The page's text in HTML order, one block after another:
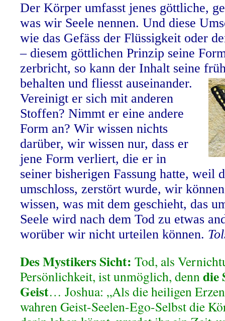
Der Körper umfasst jenes göttliche,
was wir Seele nennen. Und diese
wie das Gefäss der Flüssigkeit oder
– diesem göttlichen Prinzip seine
zerbricht, so kann der Inhalt seine
behalten und fliesst auseinander.
Vereinigt er sich mit anderen
Stoffen? Nimmt er eine andere
Form an? Wir wissen nichts
darüber, wir wissen nur, dass er
jene Form verliert, die er in
seiner bisherigen Fassung hatte, weil
umschloss, zerstört wurde, wir
wissen, was mit dem geschieht, das
Seele wird nach dem Tod zu etwas
worüber wir nicht urteilen können.
Des Mystikers Sicht: Tod, als
Persönlichkeit, ist unmöglich, denndie
Geist… Joshua: „Als die heiligen
wahren Geist-Seelen-Ego-Selbst die